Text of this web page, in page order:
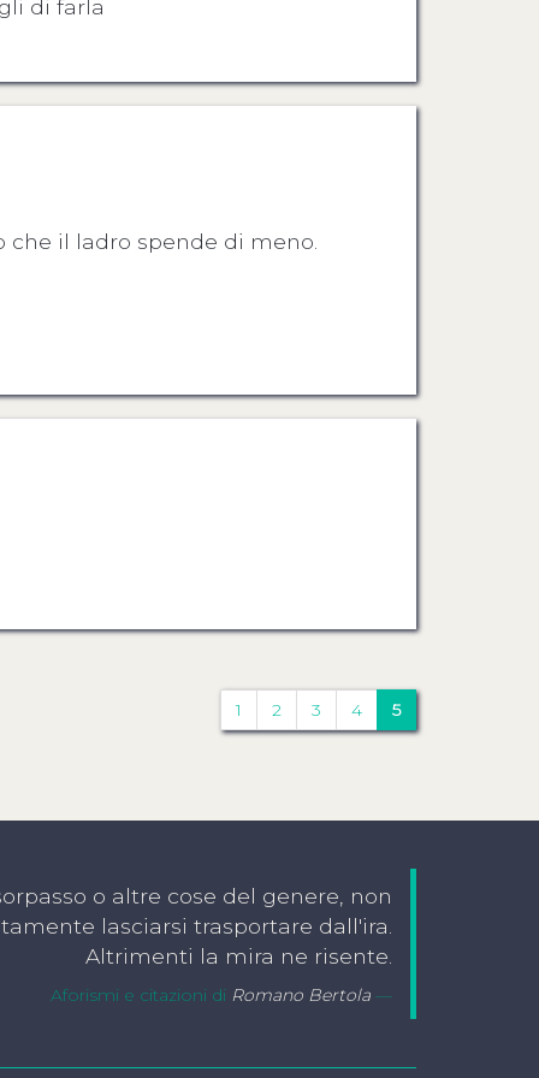
di farla
il ladro spende di meno.
1 2 3 4 5
o altre cose del genere, non
lasciarsi trasportare dall'ira.
Altrimenti la mira ne risente.
Aforismi e citazioni di Romano Bertola